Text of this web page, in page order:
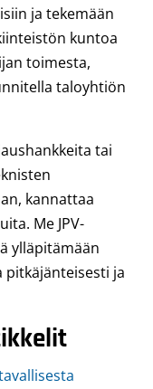
ja tekemään
kuntoa
toimesta,
taloyhtiön
tai
kannattaa
Me JPV-
ylläpitämään
ja